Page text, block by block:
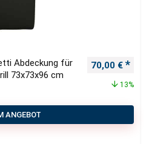
Abdeckung für
73x73x96 cm
70,00 €
13%
ANGEBOT